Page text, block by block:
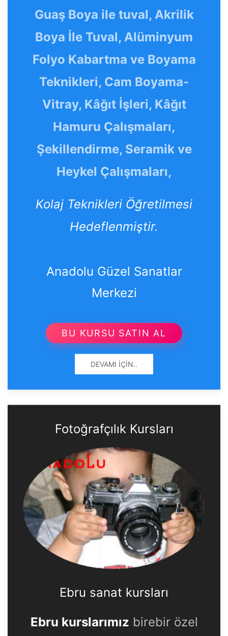
Guaş Boya ile tuval, Akrilik
Boya İle Tuval, Alüminyum
Folyo Kabartma ve Boyama
Teknikleri, Cam Boyama-
Vitray, Kâğıt İşleri, Kâğıt
Hamuru Çalışmaları,
Şekillendirme, Seramik ve
Heykel Çalışmaları,
Kolaj Teknikleri Öğretilmesi
Hedeflenmiştir.
Anadolu Güzel Sanatlar
Merkezi
BU KURSU SATIN AL
DEVAMI İÇIN..
Fotoğrafçılık Kursları
Ebru sanat kursları
Ebru kurslarımız birebir özel